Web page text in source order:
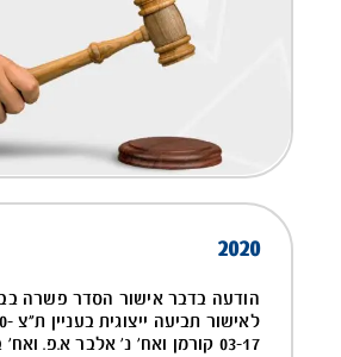
2020
הודעה בדבר אישור הסדר פשרה
לאישור
03-17 קורמן ואח' נ' אלבר א.פ. ואח' בע"מ